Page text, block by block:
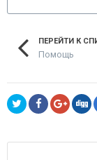
ПЕРЕЙТИ К
Помощь